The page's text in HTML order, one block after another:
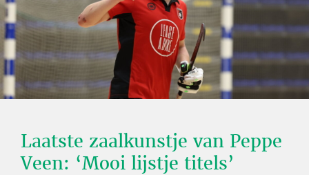
Laatste zaalkunstje van Peppe
Veen: ‘Mooi lijstje titels’